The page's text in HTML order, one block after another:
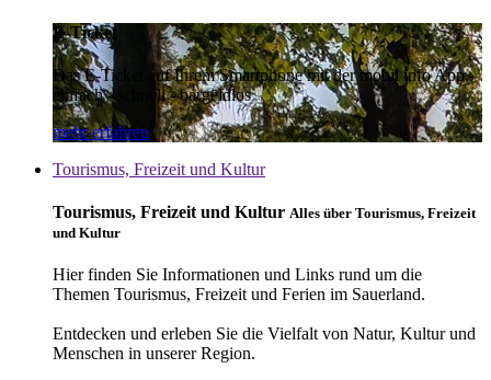
E-Ticket
Das E-Ticket auf Ihrem Smartphone mit der mobil info App -
einfach - schnell - bargeldlos
mehr erfahren
Tourismus, Freizeit und Kultur
Tourismus, Freizeit und Kultur Alles über Tourismus, Freizeit
und Kultur
Hier finden Sie Informationen und Links rund um die
Themen Tourismus, Freizeit und Ferien im Sauerland.
Entdecken und erleben Sie die Vielfalt von Natur, Kultur und
Menschen in unserer Region.